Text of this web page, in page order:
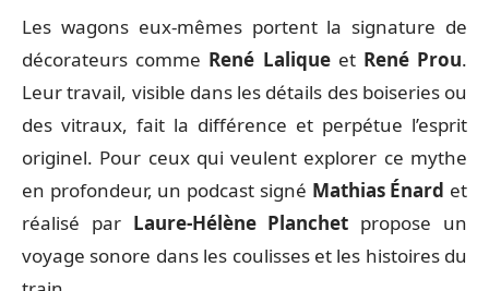
Les wagons eux-mêmes portent la signature de
décorateurs comme René Laliqueet René Prou.
Leur travail, visible dans les détails des boiseries ou
des vitraux, fait la différence et perpétue l’esprit
originel. Pour ceux qui veulent explorer ce mythe
en profondeur, un podcast signé Mathias Énard et
réalisé par Laure-Hélène Planchet propose un
voyage sonore dans les coulisses et les histoires du